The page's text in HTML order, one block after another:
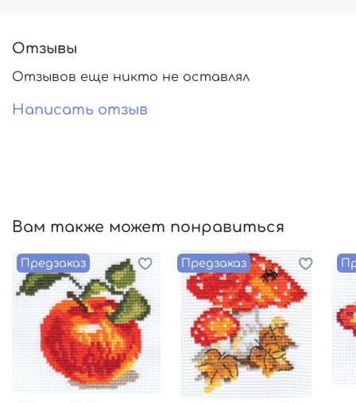
Отзывы
Отзывов еще никто не оставлял
Написать отзыв
Вам также может понравиться
Предзаказ Предзаказ